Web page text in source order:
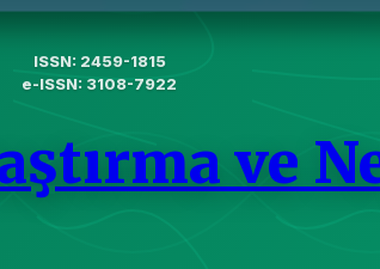
ISSN: 2459-1815
e-ISSN: 3108-7922
ve